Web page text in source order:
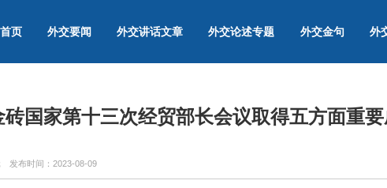
首页 外交要闻 外交讲话文章 外交论述专题 外交金句 外
砖国家第十三次经贸部长会议取得五方面重
发布时间： 2023-08-09